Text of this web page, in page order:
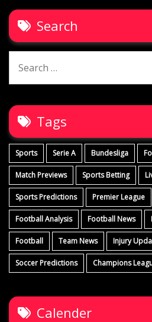
Search
for:
Tags
Sports Serie A Bundesliga
Match Previews Sports Betting
Sports Predictions Premier League
Football Analysis Football News
Football Team News Injury
Soccer Predictions Champions
Calender